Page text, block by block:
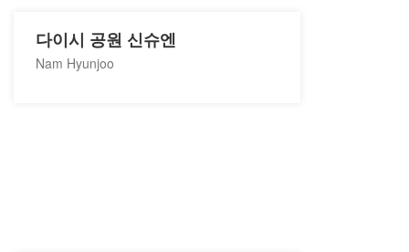
다이시 공원 신슈엔
Nam Hyunjoo